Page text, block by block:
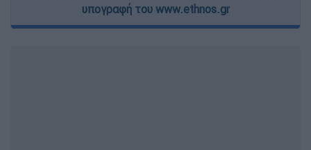
υπογραφή του www.ethnos.gr